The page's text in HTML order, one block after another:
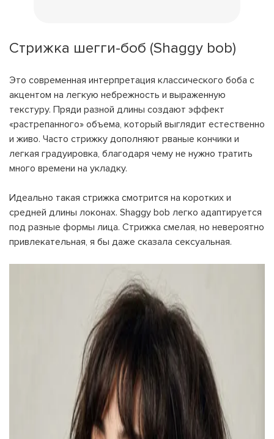
Стрижка шегги-боб (Shaggy bob)
Это современная интерпретация классического боба с
акцентом на легкую небрежность и выраженную
текстуру. Пряди разной длины создают эффект
«растрепанного» объема, который выглядит естественно
и живо. Часто стрижку дополняют рваные кончики и
легкая градуировка, благодаря чему не нужно тратить
много времени на укладку.
Идеально такая стрижка смотрится на коротких и
средней длины локонах. Shaggy bob легко адаптируется
под разные формы лица. Стрижка смелая, но невероятно
привлекательная, я бы даже сказала сексуальная.